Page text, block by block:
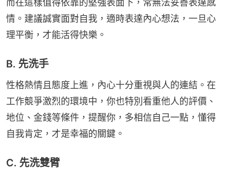
而在這樣值得依靠的堅強表面下，常無法妥善表達感
情。建議誠實面對自我，適時表達內心想法，一旦心
理平衡，才能活得快樂。
B. 先洗手
性格熱情且態度上進，內心十分重視與人的連結。在
工作競爭激烈的環境中，你也特別看重他人的評價、
地位、金錢等條件，提醒你，多相信自己一點，懂得
自我肯定，才是幸福的關鍵。
C. 先洗雙臂